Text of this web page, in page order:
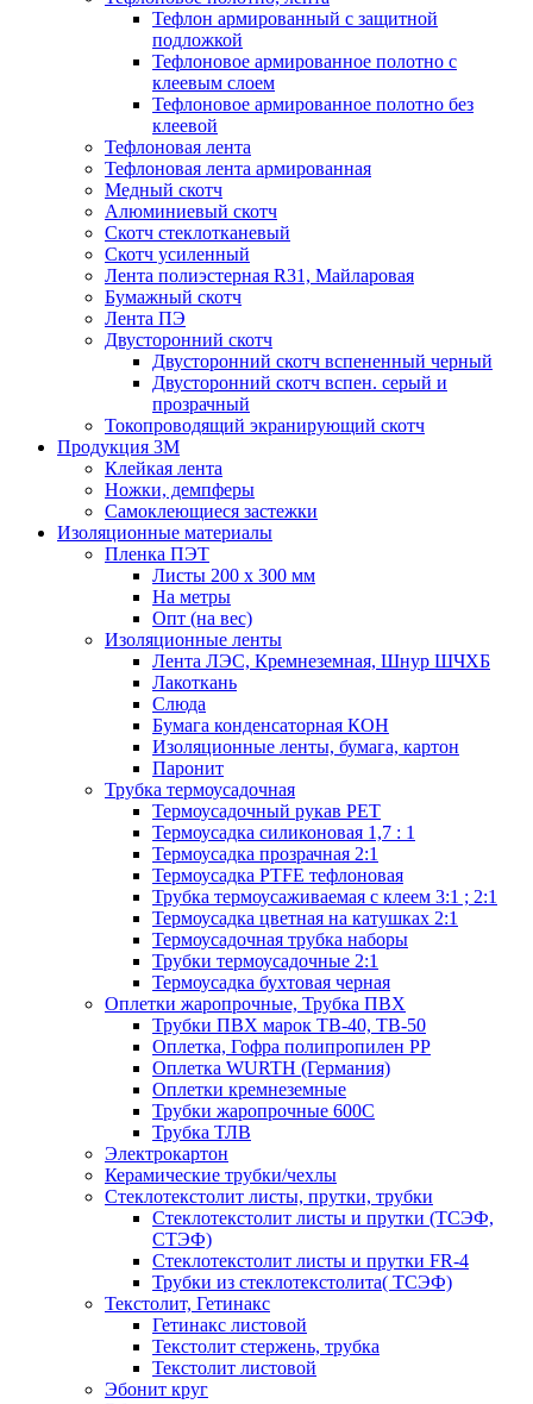
Тефлон армированный с защитной
подложкой
Тефлоновое армированное полотно с
клеевым слоем
Тефлоновое армированное полотно без
клеевой
Тефлоновая лента
Тефлоновая лента армированная
Медный скотч
Алюминиевый скотч
Скотч стеклотканевый
Скотч усиленный
Лента полиэстерная R31, Майларовая
Бумажный скотч
Лента ПЭ
Двусторонний скотч
Двусторонний скотч вспененный черный
Двусторонний скотч вспен. серый и
прозрачный
Токопроводящий экранирующий скотч
Продукция 3M
Клейкая лента
Ножки, демпферы
Самоклеющиеся застежки
Изоляционные материалы
Пленка ПЭТ
Листы 200 х 300 мм
На метры
Опт (на вес)
Изоляционные ленты
Лента ЛЭС, Кремнеземная, Шнур ШЧХБ
Лакоткань
Слюда
Бумага конденсаторная КОН
Изоляционные ленты, бумага, картон
Паронит
Трубка термоусадочная
Термоусадочный рукав PET
Термоусадка силиконовая 1,7 : 1
Термоусадка прозрачная 2:1
Термоусадка PTFE тефлоновая
Трубка термоусаживаемая с клеем 3:1 ; 2:1
Термоусадка цветная на катушках 2:1
Термоусадочная трубка наборы
Трубки термоусадочные 2:1
Термоусадка бухтовая черная
Оплетки жаропрочные, Трубка ПВХ
Трубки ПВХ марок ТВ-40, ТВ-50
Оплетка, Гофра полипропилен PP
Оплетка WURTH (Германия)
Оплетки кремнеземные
Трубки жаропрочные 600С
Трубка ТЛВ
Электрокартон
Керамические трубки/чехлы
Cтеклотекстолит листы, прутки, трубки
Стеклотекстолит листы и прутки (ТСЭФ,
СТЭФ)
Стеклотекстолит листы и прутки FR-4
Трубки из стеклотекстолита( ТСЭФ)
Текстолит, Гетинакс
Гетинакс листовой
Текстолит стержень, трубка
Текстолит листовой
Эбонит круг